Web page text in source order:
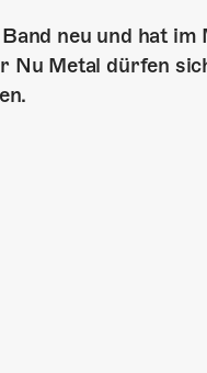
neu und hat im
Nu Metal dürfen